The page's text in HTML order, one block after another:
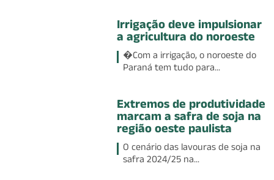
Irrigação deve impulsionar
a agricultura do noroeste
�Com a irrigação, o noroeste do
Paraná tem tudo para...
Extremos de produtividade
marcam a safra de soja na
região oeste paulista
O cenário das lavouras de soja na
safra 2024/25 na...